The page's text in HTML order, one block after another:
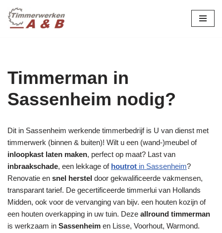
Ga
Timmerman in
Sassenheim nodig?
Dit in Sassenheim werkende timmerbedrijf is U van dienst met
timmerwerk (binnen & buiten)! Wilt u een (wand-)meubel of
inloopkast laten maken, perfect op maat? Last van
inbraakschade, een lekkage of houtrot in Sassenheim?
Renovatie en snel herstel door gekwalificeerde vakmensen,
transparant tarief. De gecertificeerde timmerlui van Hollands
Midden, ook voor de vervanging van bijv. een houten kozijn of
een houten overkapping in uw tuin. Deze allround timmerman
is werkzaam in Sassenheim en Lisse, Voorhout, Warmond.